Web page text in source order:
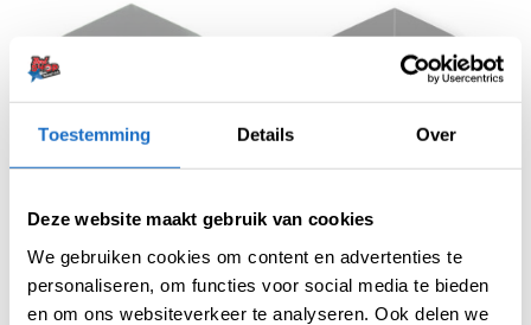
Toestemming Details Over
Deze website maakt gebruik van cookies
We gebruiken cookies om content en advertenties te
personaliseren, om functies voor social media te bieden
en om ons websiteverkeer te analyseren. Ook delen we
100 MICRON FLIGHTS
Black
€0,99
150 MICRON FLIGHTS
Black
€1,25